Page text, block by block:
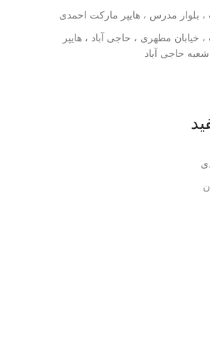
، خیابان مطهری ، حاجی آباد ، هایپر
حاجی آباد